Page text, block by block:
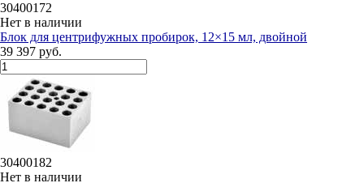
30400172
Нет в наличии
Блок для центрифужных пробирок, 12×15 мл, двойной
39 397 руб.
30400182
Нет в наличии